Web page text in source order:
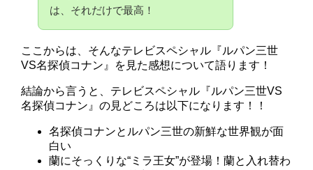
は、それだけで最高！
ここからは、そんなテレビスペシャル『ルパン三世
VS名探偵コナン』を見た感想について語ります！
結論から言うと、テレビスペシャル『ルパン三世VS
名探偵コナン』の見どころは以下になります！！
名探偵コナンとルパン三世の新鮮な世界観が面
白い
蘭にそっくりな“ミラ王女”が登場！蘭と入れ替わ